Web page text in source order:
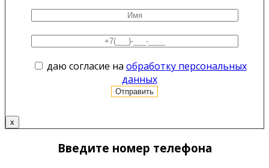
даю согласие на обработку персональных
данных
x
Введите номер телефона